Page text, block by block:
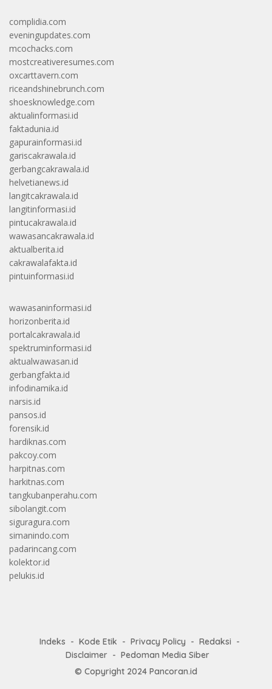
complidia.com
eveningupdates.com
mcochacks.com
mostcreativeresumes.com
oxcarttavern.com
riceandshinebrunch.com
shoesknowledge.com
aktualinformasi.id
faktadunia.id
gapurainformasi.id
gariscakrawala.id
gerbangcakrawala.id
helvetianews.id
langitcakrawala.id
langitinformasi.id
pintucakrawala.id
wawasancakrawala.id
aktualberita.id
cakrawalafakta.id
pintuinformasi.id
wawasaninformasi.id
horizonberita.id
portalcakrawala.id
spektruminformasi.id
aktualwawasan.id
gerbangfakta.id
infodinamika.id
narsis.id
pansos.id
forensik.id
hardiknas.com
pakcoy.com
harpitnas.com
harkitnas.com
tangkubanperahu.com
sibolangit.com
siguragura.com
simanindo.com
padarincang.com
kolektor.id
pelukis.id
Indeks Kode Etik Privacy Policy
Redaksi
Disclaimer
Pedoman Media Siber
© Copyright 2024 Pancoran.id